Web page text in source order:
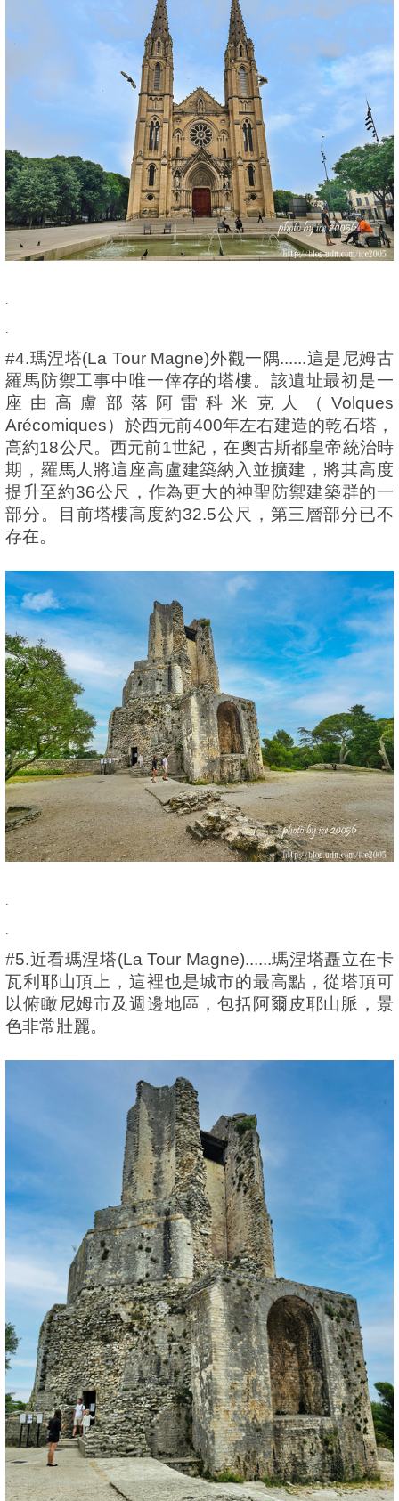
.
.
#4.瑪涅塔(La Tour Magne)外觀一隅......這是尼姆古
羅馬防禦工事中唯一倖存的塔樓。該遺址最初是一
座由高盧部落阿雷科米克人（Volques
Arécomiques）於西元前400年左右建造的乾石塔，
高約18公尺。西元前1世紀，在奧古斯都皇帝統治時
期，羅馬人將這座高盧建築納入並擴建，將其高度
提升至約36公尺，作為更大的神聖防禦建築群的一
部分。目前塔樓高度約32.5公尺，第三層部分已不
存在。
.
.
#5.近看瑪涅塔(La Tour Magne)......瑪涅塔矗立在卡
瓦利耶山頂上，這裡也是城市的最高點，從塔頂可
以俯瞰尼姆市及週邊地區，包括阿爾皮耶山脈，景
色非常壯麗。